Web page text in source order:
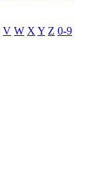
V W X Y Z 0-9